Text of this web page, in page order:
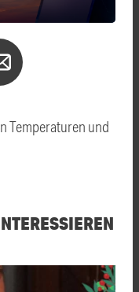
Temperaturen und